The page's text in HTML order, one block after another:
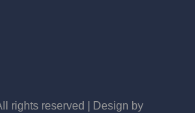
rights reserved | Design by